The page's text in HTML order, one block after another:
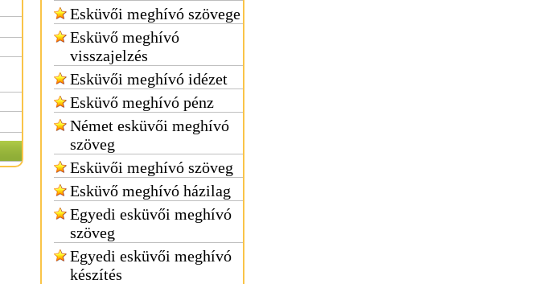
Esküvői meghívó szövege
Esküvő meghívó
visszajelzés
Esküvői meghívó idézet
Esküvő meghívó pénz
Német esküvői meghívó
szöveg
Esküvői meghívó szöveg
Esküvő meghívó házilag
Egyedi esküvői meghívó
szöveg
Egyedi esküvői meghívó
készítés